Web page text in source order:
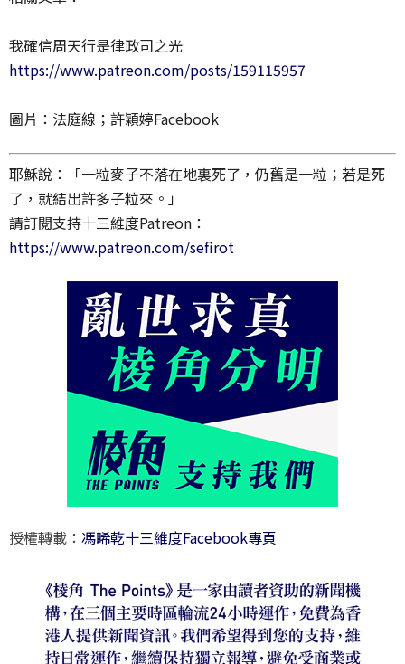
我確信周天行是律政司之光
https://www.patreon.com/posts/159115957
圖片：法庭線；許穎婷Facebook
耶穌說：「一粒麥子不落在地裏死了，仍舊是一粒；若是死
了，就結出許多子粒來。」
請訂閱支持十三維度Patreon：
https://www.patreon.com/sefirot
授權轉載： 馮睎乾十三維度Facebook專頁